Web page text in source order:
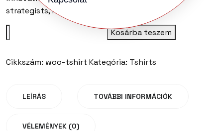
strategists, managers.
Shirt
Kosárba teszem
Cikkszám: woo-tshirt Kategória: Tshirts
LEÍRÁS TOVÁBBI INFORMÁCIÓK
VÉLEMÉNYEK (0)